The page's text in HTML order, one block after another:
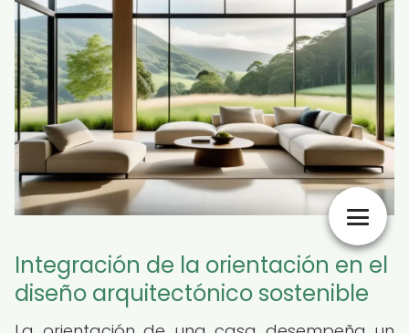
Integración de la orientación en el
diseño arquitectónico sostenible